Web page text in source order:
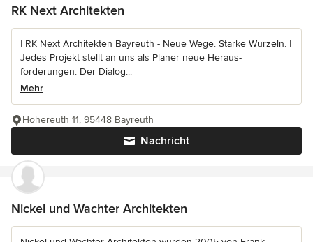
RK Next Architekten
| RK Next Architekten Bayreuth - Neue Wege. Starke Wurzeln. |
Jedes Projekt stellt an uns als Planer neue Heraus-
forderungen: Der Dialog...
Mehr
Nachricht
Hohereuth 11, 95448 Bayreuth
Nickel und Wachter Architekten